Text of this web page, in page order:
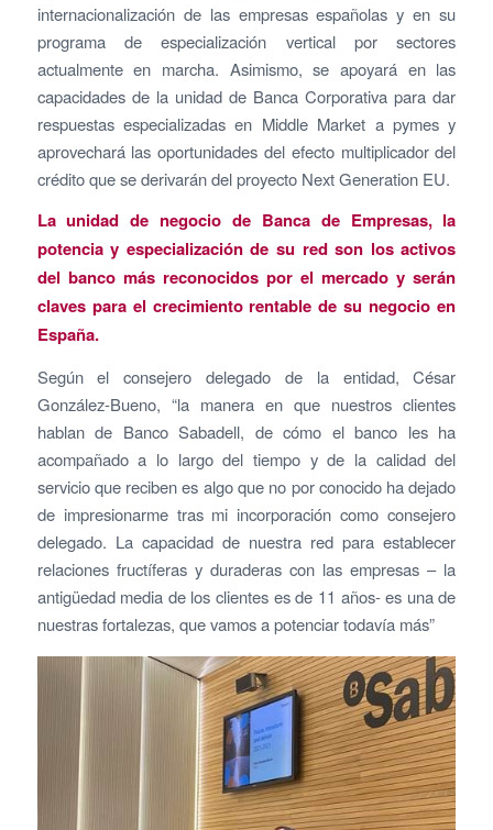
internacionalización de las empresas españolas y en su
programa de especialización vertical por sectores
actualmente en marcha. Asimismo, se apoyará en las
capacidades de la unidad de Banca Corporativa para dar
respuestas especializadas en Middle Market a pymes y
aprovechará las oportunidades del efecto multiplicador del
crédito que se derivarán del proyecto Next Generation EU.
La unidad de negocio de Banca de Empresas, la
potencia y especialización de su red son los activos
del banco más reconocidos por el mercado y serán
claves para el crecimiento rentable de su negocio en
España.
Según el consejero delegado de la entidad, César
González-Bueno, “la manera en que nuestros clientes
hablan de Banco Sabadell, de cómo el banco les ha
acompañado a lo largo del tiempo y de la calidad del
servicio que reciben es algo que no por conocido ha dejado
de impresionarme tras mi incorporación como consejero
delegado. La capacidad de nuestra red para establecer
relaciones fructíferas y duraderas con las empresas – la
antigüedad media de los clientes es de 11 años- es una de
nuestras fortalezas, que vamos a potenciar todavía más”